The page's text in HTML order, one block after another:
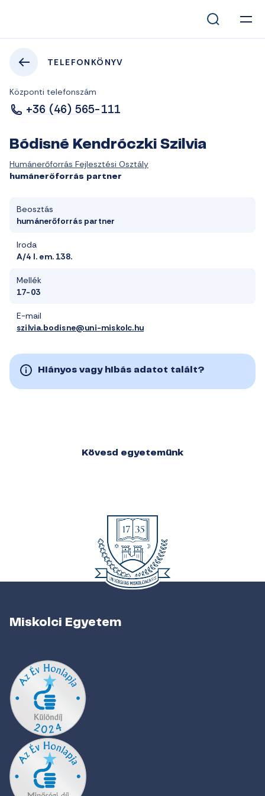
TELEFONKÖNYV
Központi telefonszám
+36 (46) 565-111
Bódisné Kendróczki Szilvia
Humánerőforrás Fejlesztési Osztály
humánerőforrás partner
Beosztás
humánerőforrás partner
Iroda
A/4 I. em. 138.
Mellék
17-03
E-mail
szilvia.bodisne@uni-miskolc.hu
Hiányos vagy hibás adatot talált?
Kövesd egyetemünk
Miskolci Egyetem